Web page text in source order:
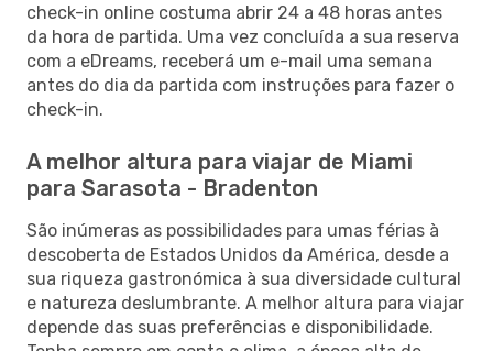
check-in online costuma abrir 24 a 48 horas antes
da hora de partida. Uma vez concluída a sua reserva
com a eDreams, receberá um e-mail uma semana
antes do dia da partida com instruções para fazer o
check-in.
A melhor altura para viajar de Miami
para Sarasota - Bradenton
São inúmeras as possibilidades para umas férias à
descoberta de Estados Unidos da América, desde a
sua riqueza gastronómica à sua diversidade cultural
e natureza deslumbrante. A melhor altura para viajar
depende das suas preferências e disponibilidade.